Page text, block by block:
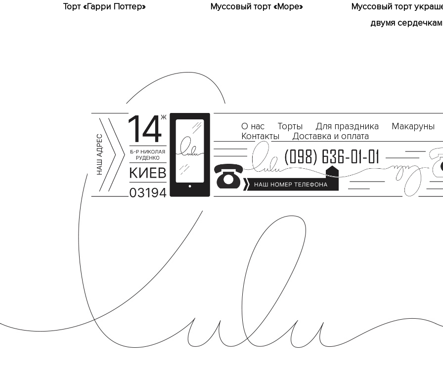
Торт «Гарри Поттер» Муссовый торт «Море»
Муссовый торт
двумя
О нас Торты Для праздника
Макаруны
Контакты
Доставка и оплата